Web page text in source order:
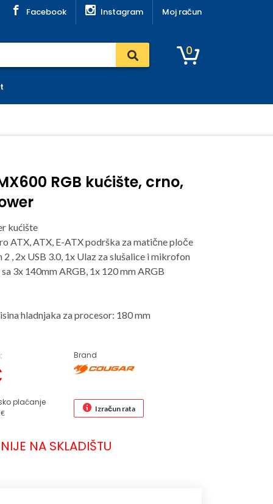
Facebook Instagram Moj račun
0
RGB kućište, crno,
kućište
ATX, ATX, E-ATX podrška za matične ploče
2 , 2x USB 3.0, 1x Ulaz za slušalice i mikrofon
3x 140mm ARGB, 1x 120 mm ARGB
hladnjaka za procesor: 180 mm
plaćanje
Brand
Izračun rata
NA SKLADIŠTU